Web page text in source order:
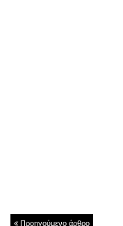
Προηγούμενο άρθρο